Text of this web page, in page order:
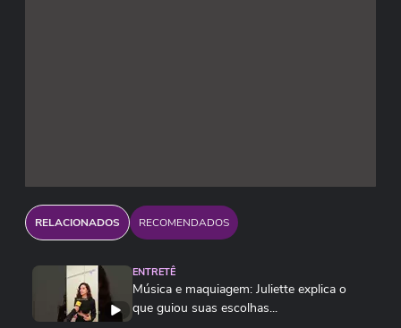
RELACIONADOS RECOMENDADOS
ENTRETÊ
Música e maquiagem: Juliette explica o
que guiou suas escolhas...